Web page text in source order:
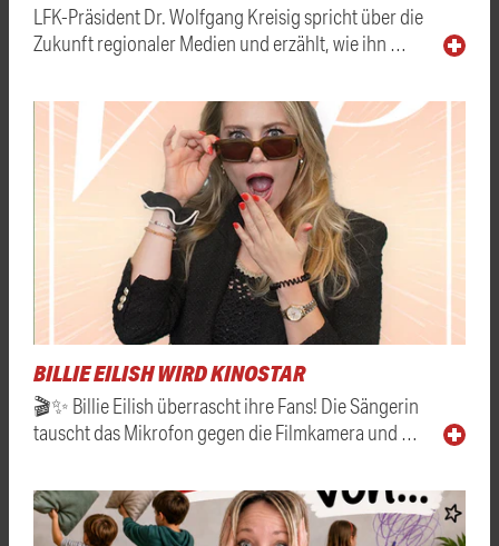
LFK-Präsident Dr. Wolfgang Kreisig spricht über die
Zukunft regionaler Medien und erzählt, wie ihn …
BILLIE EILISH WIRD KINOSTAR
🎬✨ Billie Eilish überrascht ihre Fans! Die Sängerin
tauscht das Mikrofon gegen die Filmkamera und …